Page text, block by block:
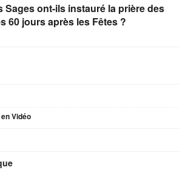
Sages ont-ils instauré la prière des
60 jours après les Fêtes ?
Vidéo